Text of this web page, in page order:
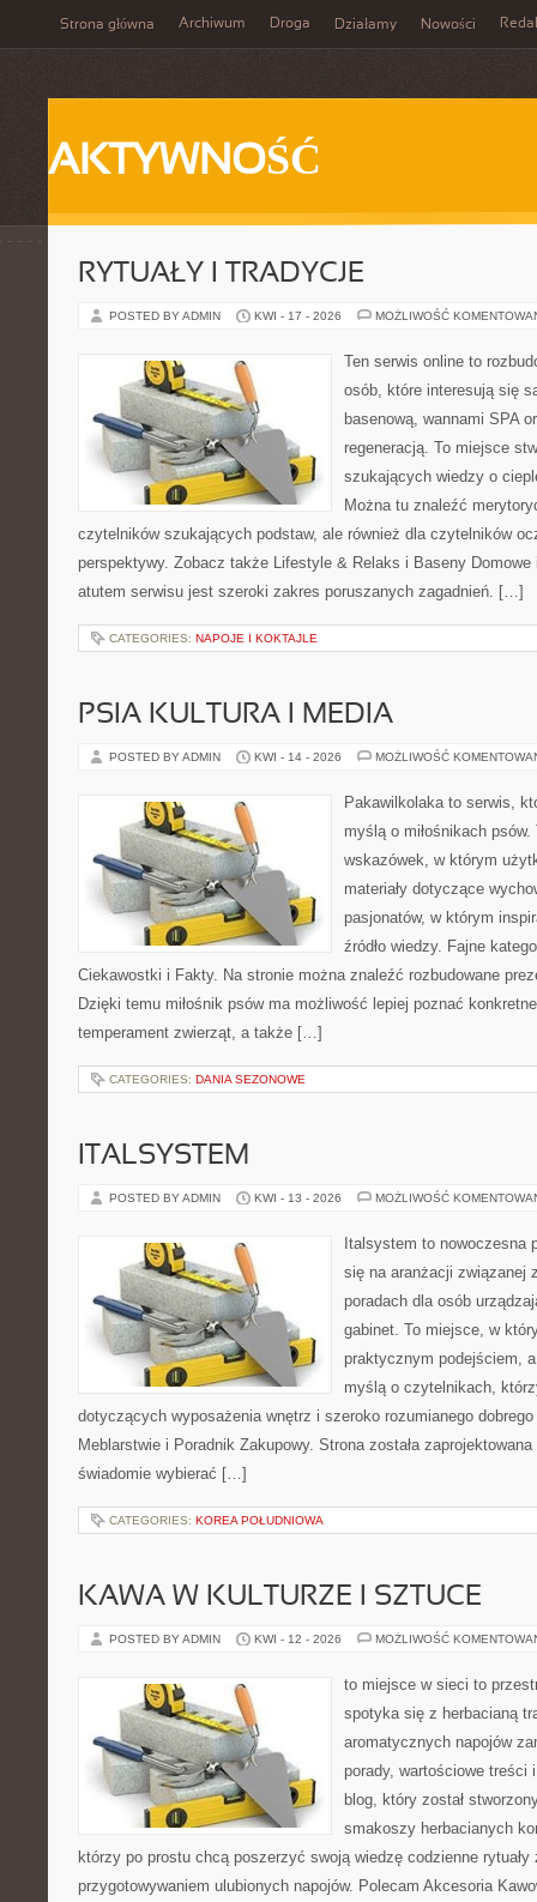
Strona główna Archiwum Droga Działamy Nowości
AKTYWNOŚĆ
RYTUAŁY I TRADYCJE
POSTED BY ADMIN KWI - 17 - 2026 MOŻLIWOŚĆ
Ten serwis online to
osób, które interesują się
basenową, wannami SPA
regeneracją. To miejsce
szukających wiedzy o
Można tu znaleźć
czytelników szukających podstaw, ale również dla czytelników
perspektywy. Zobacz także Lifestyle & Relaks i Baseny Domowe
atutem serwisu jest szeroki zakres poruszanych zagadnień. […]
CATEGORIES: NAPOJE I KOKTAJLE
PSIA KULTURA I MEDIA
POSTED BY ADMIN KWI - 14 - 2026 MOŻLIWOŚĆ
Pakawilkolaka to serwis,
myślą o miłośnikach
wskazówek, w którym
materiały dotyczące
pasjonatów, w którym
źródło wiedzy. Fajne
Ciekawostki i Fakty. Na stronie można znaleźć rozbudowane
Dzięki temu miłośnik psów ma możliwość lepiej poznać
temperament zwierząt, a także […]
CATEGORIES: DANIA SEZONOWE
ITALSYSTEM
POSTED BY ADMIN KWI - 13 - 2026 MOŻLIWOŚĆ
Italsystem to nowoczesna
się na aranżacji związanej
poradach dla osób
gabinet. To miejsce, w
praktycznym podejściem,
myślą o czytelnikach,
dotyczących wyposażenia wnętrz i szeroko rozumianego
Meblarstwie i Poradnik Zakupowy. Strona została
świadomie wybierać […]
CATEGORIES: KOREA POŁUDNIOWA
KAWA W KULTURZE I SZTUCE
POSTED BY ADMIN KWI - 12 - 2026 MOŻLIWOŚĆ
to miejsce w sieci to
spotyka się z herbacianą
aromatycznych napojów
porady, wartościowe treści
blog, który został
smakoszy herbacianych
którzy po prostu chcą poszerzyć swoją wiedzę codzienne rytuały
przygotowywaniem ulubionych napojów. Polecam Akcesoria